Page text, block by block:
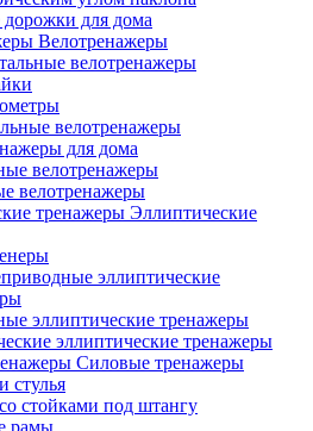
дорожки для дома
Велотренажеры
велотренажеры
велотренажеры
для дома
велотренажеры
велотренажеры
Эллиптические
эллиптические
эллиптические тренажеры
эллиптические тренажеры
Силовые тренажеры
стулья
стойками под штангу
рамы